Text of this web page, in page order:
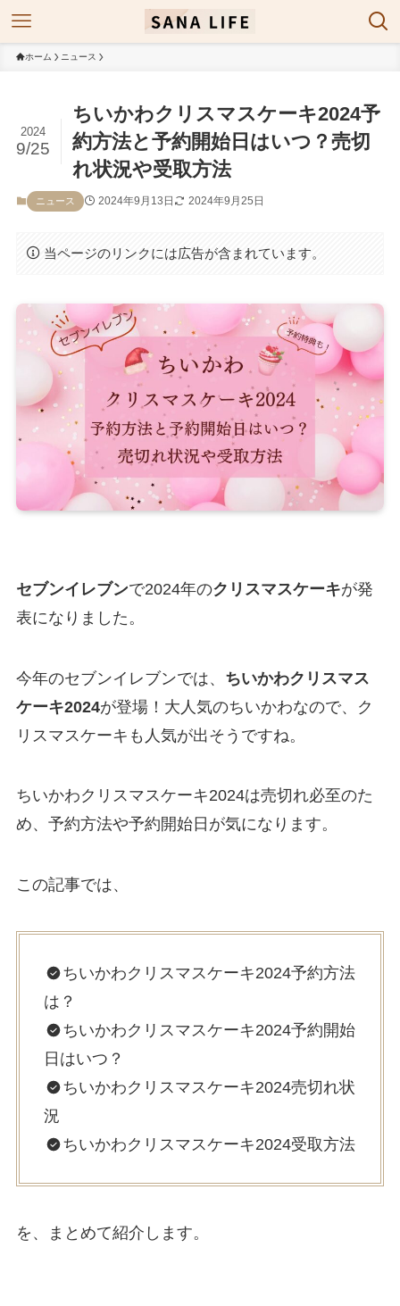
ホーム ニュース
ちいかわクリスマスケーキ2024予
約方法と予約開始日はいつ？売切
れ状況や受取方法
2024
9/25
ニュース 2024年9月13日 2024年9月25日
当ページのリンクには広告が含まれています。
セブンイレブンで2024年のクリスマスケーキが発
表になりました。
今年のセブンイレブンでは、 ちいかわクリスマス
ケーキ2024が登場！大人気のちいかわなので、ク
リスマスケーキも人気が出そうですね。
ちいかわクリスマスケーキ2024は売切れ必至のた
め、予約方法や予約開始日が気になります。
この記事では、
ちいかわクリスマスケーキ2024予約方法
は？
ちいかわクリスマスケーキ2024予約開始
日はいつ？
ちいかわクリスマスケーキ2024売切れ状
況
ちいかわクリスマスケーキ2024受取方法
を、まとめて紹介します。